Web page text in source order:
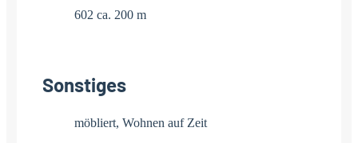
602 ca. 200 m
Sonstiges
möbliert, Wohnen auf Zeit